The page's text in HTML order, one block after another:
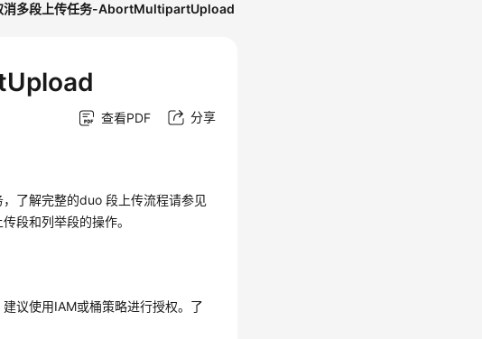
消多段上传任务-AbortMultipartUpload
查看PDF 分享
了解完整的duo 段上传流程请参见
段和列举段的操作。
议使用IAM或桶策略进行授权。了